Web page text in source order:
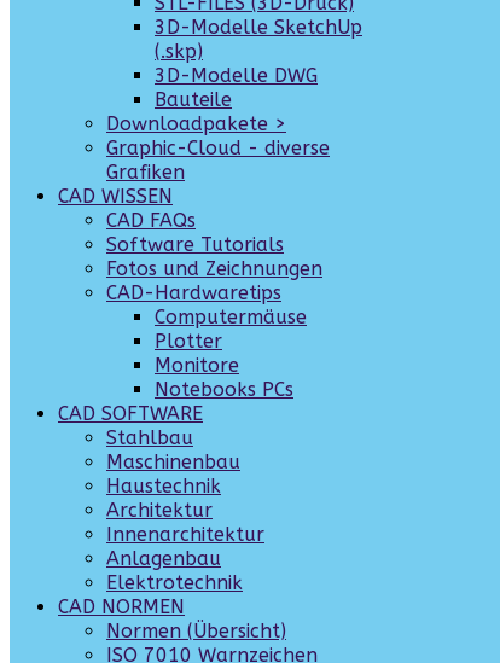
3D-Modelle SketchUp
(.skp)
3D-Modelle DWG
Bauteile
Downloadpakete >
Graphic-Cloud - diverse
Grafiken
CAD WISSEN
CAD FAQs
Software Tutorials
Fotos und Zeichnungen
CAD-Hardwaretips
Computermäuse
Plotter
Monitore
Notebooks PCs
CAD SOFTWARE
Stahlbau
Maschinenbau
Haustechnik
Architektur
Innenarchitektur
Anlagenbau
Elektrotechnik
CAD NORMEN
Normen (Übersicht)
ISO 7010 Warnzeichen